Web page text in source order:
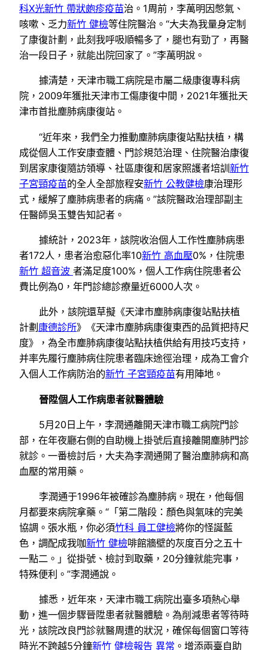
科X光新竹 帶狀皰疹疫苗治。1周前，李萬明因憋氣、
咳嗽、乏力新竹 健檢等住院醫治。“大夫為我量身定制
了康復計劃，此刻我呼吸順暢多了，腿也有勁了，再醫
治一段日子，就能出院回家了。”李萬明說。
據清楚，天津市職工病院是市屬二級康復專科病
院，2009年獲批天津市工傷康復中間，2021年獲批天
津市首批塵肺病康復站。
“近年來，我們全力推動塵肺病康復站點扶植，構
成從個人工作安康查體、門診規范治理、住院醫治康復
到居家康復隨訪領導、社區康復和居家照護者培訓新竹
子宮頸疫苗的全人全部旅程安新竹 公教健檢康治理形
式，緩解了塵肺病患者的病痛。”該院醫政治理部副主
任醫師吳玉雙告知記者。
據統計，2023年，該院收治個人工作性塵肺病患
者172人，患者治愈惡化率10新竹 高血壓0%，住院患
新竹 超音波 者滿足度100%，個人工作病住院患者公
費比例為0，年門診總診療量近6000人次。
此外，該院還草擬《天津市塵肺病康復站點扶植
計劃 康德診所》《天津市塵肺病康復東西的品質把持尺
度》，為全市塵肺病康復站點扶植供給有用技巧支持，
并率先履行塵肺病住院患者臨床途徑治理，成為工會介
入個人工作病防治的新竹 子宮頸疫苗有用陣地。
晉陞個人工作病患者就醫體驗
5月20日上午，李潤通離開天津市職工病院門診
部，在年夜廳右側的自助機上掛號后直接離開塵肺門診
就診。一番檢討后，大夫為李潤通開了醫治塵肺病和高
血壓的常用藥。
李潤通于1996年被確診為塵肺病。現在，他每個
月都要來病院拿藥。“「第二階段：顏色與氣味的完美
協調。張水瓶，你必須竹科 員工健檢將你的怪誕藍
色，調配成我咖新竹 健檢啡館牆壁的灰度百分之五十
一點二。」從掛號、檢討到取藥，20分鐘就能完事，
特殊便利。”李潤通說。
據悉，近年來，天津市職工病院出臺多項熱心舉
動，進一個步驟晉陞患者就醫體驗。為削減患者等待時
光，該院改良門診就醫周遭的狀況，確保每個窗口等待
時光不跨越5分鐘新竹 健檢報告 異常 。增添兩臺自助